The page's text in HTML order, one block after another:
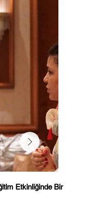
Etkinliğinde Bir